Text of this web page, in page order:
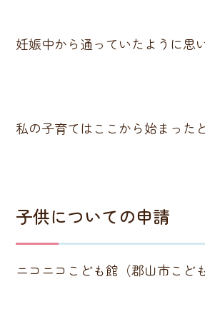
妊娠中から通っていたように思
私の子育てはここから始まった
子供についての申請
ニコニコこども館（郡山市こど